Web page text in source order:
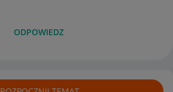
ODPOWIEDZ